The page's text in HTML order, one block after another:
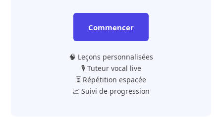
Commencer
🧠 Leçons personnalisées
🎙️ Tuteur vocal live
⏳ Répétition espacée
📈 Suivi de progression